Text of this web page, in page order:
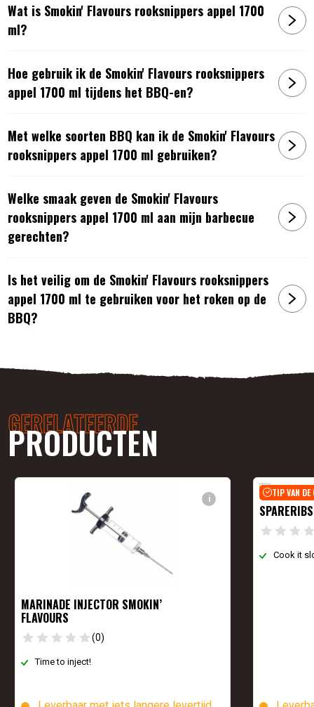
Wat is Smokin' Flavours rooksnippers appel 1700
ml?
Hoe gebruik ik de Smokin' Flavours rooksnippers
appel 1700 ml tijdens het BBQ-en?
Met welke soorten BBQ kan ik de Smokin' Flavours
rooksnippers appel 1700 ml gebruiken?
Welke smaak geven de Smokin' Flavours
rooksnippers appel 1700 ml aan mijn barbecue
gerechten?
Is het veilig om de Smokin' Flavours rooksnippers
appel 1700 ml te gebruiken voor het roken op de
BBQ?
GERELATEERDE
PRODUCTEN
i
MARINADE INJECTOR SMOKIN’
FLAVOURS
(0)
Time to inject!
TIP VAN DE
Cook it